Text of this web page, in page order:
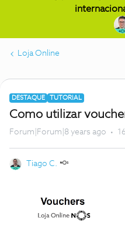
Loja Online
DESTAQUE TUTORIAL
Como utilizar
Forum|Forum|8 years ago
Tiago C.